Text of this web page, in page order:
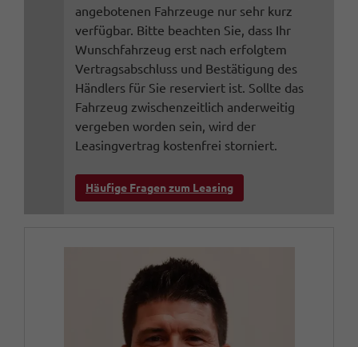
angebotenen Fahrzeuge nur sehr kurz
verfügbar. Bitte beachten Sie, dass Ihr
Wunschfahrzeug erst nach erfolgtem
Vertragsabschluss und Bestätigung des
Händlers für Sie reserviert ist. Sollte das
Fahrzeug zwischenzeitlich anderweitig
vergeben worden sein, wird der
Leasingvertrag kostenfrei storniert.
Häufige Fragen zum Leasing